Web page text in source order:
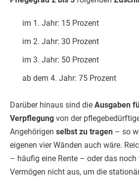
im 1. Jahr: 15 Prozent
im 2. Jahr: 30 Prozent
im 3. Jahr: 50 Prozent
ab dem 4. Jahr: 75 Prozent
Darüber hinaus sind die Ausgaben
Verpflegung von der
Angehörigen selbst zu tragen – so
eigenen vier Wänden auch wäre.
– häufig eine Rente – oder das noch
Vermögen nicht aus, um die